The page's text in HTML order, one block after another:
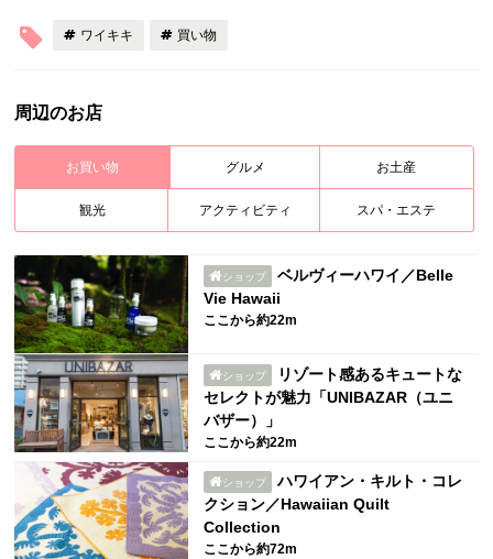
ワイキキ 買い物
周辺のお店
お買い物 グルメ お土産
観光 アクティビティ スパ・エステ
ショップ
ベルヴィーハワイ／Belle
Vie Hawaii
ここから約22m
ショップ
リゾート感あるキュートな
セレクトが魅力「UNIBAZAR（ユニ
バザー）」
ここから約22m
ショップ
ハワイアン・キルト・コレ
クション／Hawaiian Quilt
Collection
ここから約72m